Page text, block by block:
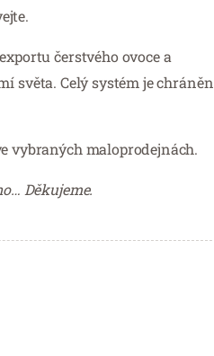
čerstvého ovoce a
světa. Celý systém je chráněn
vybraných maloprodejnách.
Děkujeme.